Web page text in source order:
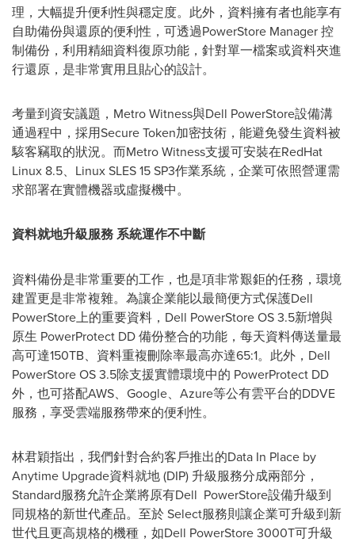
理，大幅提升便利性與穩定度。此外，資料擁有者也能享有
自助備份與還原的便利性，可透過PowerStore Manager 控
制備份，利用精細資料復原功能，針對單一檔案或資料夾進
行還原，是非常實用且貼心的設計。
考量到資安議題，Metro Witness與Dell PowerStore設備溝
通過程中，採用Secure Token加密技術，能避免發生資料被
駭客竊取的狀況。而Metro Witness支援可安裝在RedHat
Linux 8.5、Linux SLES 15 SP3作業系統，企業可依照營運需
求部署在實體機器或虛擬機中。
資料就地升級服務 系統運作不中斷
資料備份是非常重要的工作，也是項非常艱鉅的任務，環境
建置更是非常複雜。為讓企業能以最簡便方式保護Dell
PowerStore上的重要資料，Dell PowerStore OS 3.5新增與
原生 PowerProtect DD 備份整合的功能，每天資料傳送量最
高可達150TB、資料重複刪除率最高亦達65:1。此外，Dell
PowerStore OS 3.5除支援實體環境中的 PowerProtect DD
外，也可搭配AWS、Google、Azure等公有雲平台的DDVE
服務，享受雲端服務帶來的便利性。
林君穎指出， 我們針對合約客戶推出的Data In Place by
Anytime Upgrade資料就地 (DIP) 升級服務分成兩部分，
Standard服務允許企業將原有Dell PowerStore設備升級到
同規格的新世代產品。至於 Select服務則讓企業可升級到新
世代且更高規格的機種，如Dell PowerStore 3000T可升級